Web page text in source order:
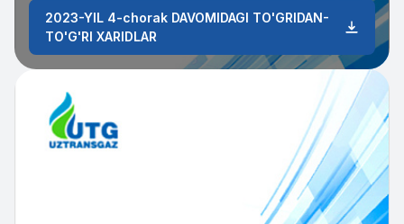
2023-YIL 4-chorak DAVOMIDAGI TO'GRIDAN-
TO'G'RI XARIDLAR